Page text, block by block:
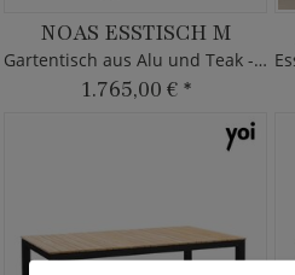
NOAS ESSTISCH M
Gartentisch aus Alu und Teak - rund
1.765,00 € *